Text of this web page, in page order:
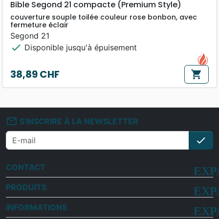
Bible Segond 21 compacte (Premium Style)
couverture souple toilée couleur rose bonbon, avec
fermeture éclair
Segond 21
check Disponible jusqu'à épuisement
Prix
38,89 CHF shopping_cart
mail_outline S'INSCRIRE À LA NEWSLETTER
check
CONTACT
PRODUITS
INFORMATIONS